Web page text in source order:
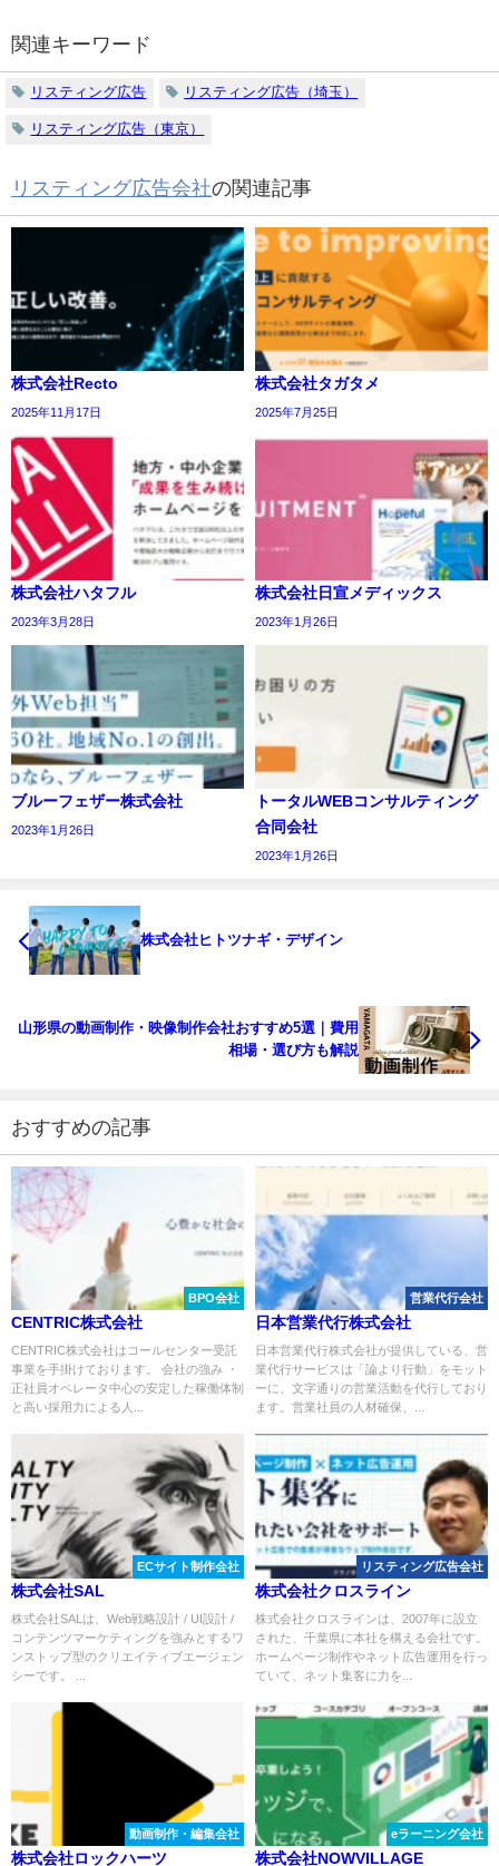
関連キーワード
リスティング広告 リスティング広告（埼玉）
リスティング広告（東京）
リスティング広告会社の関連記事
株式会社Recto
2025年11月17日
株式会社タガタメ
2025年7月25日
株式会社ハタフル
2023年3月28日
株式会社日宣メディックス
2023年1月26日
ブルーフェザー株式会社
2023年1月26日
トータルWEBコンサルティング
合同会社
2023年1月26日
株式会社ヒトツナギ・デザイン
山形県の動画制作・映像制作会社おすすめ5選｜費用
相場・選び方も解説
おすすめの記事
BPO会社
CENTRIC株式会社
CENTRIC株式会社はコールセンター受託
事業を手掛けております。 会社の強み ・
正社員オペレータ中心の安定した稼働体制
と高い採用力による人...
営業代行会社
日本営業代行株式会社
日本営業代行株式会社が提供している、営
業代行サービスは「論より行動」をモット
ーに、文字通りの営業活動を代行しており
ます。営業社員の人材確保、...
ECサイト制作会社
株式会社SAL
株式会社SALは、Web戦略設計 / UI設計 /
コンテンツマーケティングを強みとするワ
ンストップ型のクリエイティブエージェン
シーです。 ...
リスティング広告会社
株式会社クロスライン
株式会社クロスラインは、2007年に設立
された、千葉県に本社を構える会社です。
ホームページ制作やネット広告運用を行っ
ていて、ネット集客に力を...
動画制作・編集会社
株式会社ロックハーツ
eラーニング会社
株式会社NOWVILLAGE